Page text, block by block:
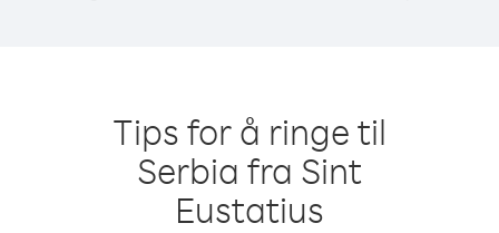
Tips for å ringe til
Serbia fra Sint
Eustatius